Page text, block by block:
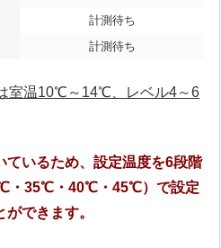
計測待ち
計測待ち
室温10℃～14℃、レベル4～6
ているため、設定温度を6段階
・35℃・40℃・45℃）で設定
できます。